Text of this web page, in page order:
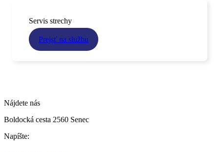
Servis strechy
Prejsť na službu
Nájdete nás
Boldocká cesta 2560 Senec
Napíšte: